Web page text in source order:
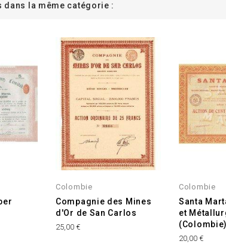
dans la même catégorie :
Colombie
Compagnie des Mines
d'Or de San Carlos
25,00 €
Colombie
Santa
et
(Colombie)
20,00 €